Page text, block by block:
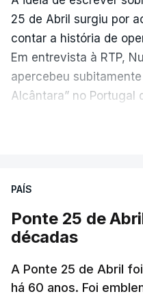
25 de Abril surgiu por
contar a história de
Em entrevista à RTP,
apercebeu
Alcântara” no Portugal
forma inesperada,
Em “Pés de Barro”,
época, a maior ponte
dramas e peripécias
PAÍS
Ponte 25 de
décadas
A Ponte 25 de Abril
há 60 anos. Foi